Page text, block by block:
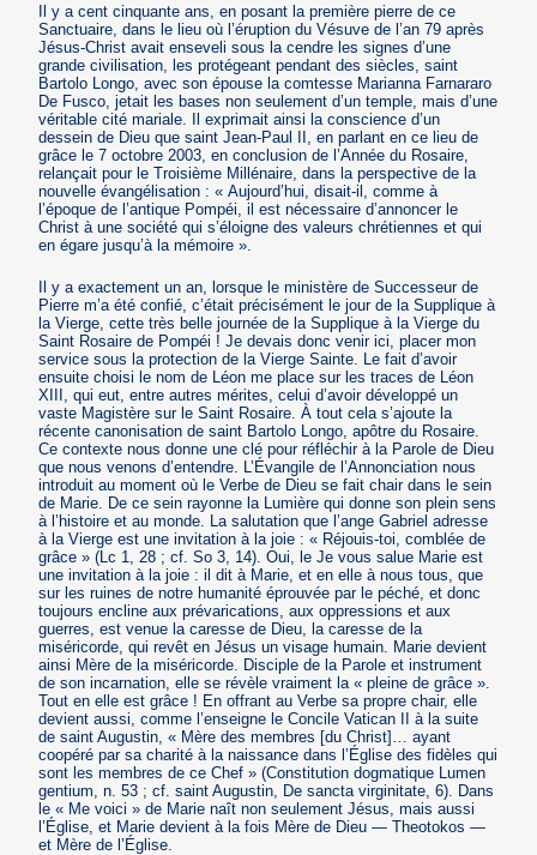
Il y a cent cinquante ans, en posant la première pierre de ce
Sanctuaire, dans le lieu où l’éruption du Vésuve de l’an 79 après
Jésus-Christ avait enseveli sous la cendre les signes d’une
grande civilisation, les protégeant pendant des siècles, saint
Bartolo Longo, avec son épouse la comtesse Marianna Farnararo
De Fusco, jetait les bases non seulement d’un temple, mais d’une
véritable cité mariale. Il exprimait ainsi la conscience d’un
dessein de Dieu que saint Jean-Paul II, en parlant en ce lieu de
grâce le 7 octobre 2003, en conclusion de l’Année du Rosaire,
relançait pour le Troisième Millénaire, dans la perspective de la
nouvelle évangélisation : « Aujourd’hui, disait-il, comme à
l’époque de l’antique Pompéi, il est nécessaire d’annoncer le
Christ à une société qui s’éloigne des valeurs chrétiennes et qui
en égare jusqu’à la mémoire ».
Il y a exactement un an, lorsque le ministère de Successeur de
Pierre m’a été confié, c’était précisément le jour de la Supplique à
la Vierge, cette très belle journée de la Supplique à la Vierge du
Saint Rosaire de Pompéi ! Je devais donc venir ici, placer mon
service sous la protection de la Vierge Sainte. Le fait d’avoir
ensuite choisi le nom de Léon me place sur les traces de Léon
XIII, qui eut, entre autres mérites, celui d’avoir développé un
vaste Magistère sur le Saint Rosaire. À tout cela s’ajoute la
récente canonisation de saint Bartolo Longo, apôtre du Rosaire.
Ce contexte nous donne une clé pour réfléchir à la Parole de Dieu
que nous venons d’entendre. L’Évangile de l’Annonciation nous
introduit au moment où le Verbe de Dieu se fait chair dans le sein
de Marie. De ce sein rayonne la Lumière qui donne son plein sens
à l’histoire et au monde. La salutation que l’ange Gabriel adresse
à la Vierge est une invitation à la joie : « Réjouis-toi, comblée de
grâce » (Lc 1, 28 ; cf. So 3, 14). Oui, le Je vous salue Marie est
une invitation à la joie : il dit à Marie, et en elle à nous tous, que
sur les ruines de notre humanité éprouvée par le péché, et donc
toujours encline aux prévarications, aux oppressions et aux
guerres, est venue la caresse de Dieu, la caresse de la
miséricorde, qui revêt en Jésus un visage humain. Marie devient
ainsi Mère de la miséricorde. Disciple de la Parole et instrument
de son incarnation, elle se révèle vraiment la « pleine de grâce ».
Tout en elle est grâce ! En offrant au Verbe sa propre chair, elle
devient aussi, comme l’enseigne le Concile Vatican II à la suite
de saint Augustin, « Mère des membres [du Christ]… ayant
coopéré par sa charité à la naissance dans l’Église des fidèles qui
sont les membres de ce Chef » (Constitution dogmatique Lumen
gentium, n. 53 ; cf. saint Augustin, De sancta virginitate, 6). Dans
le « Me voici » de Marie naît non seulement Jésus, mais aussi
l’Église, et Marie devient à la fois Mère de Dieu — Theotokos —
et Mère de l’Église.